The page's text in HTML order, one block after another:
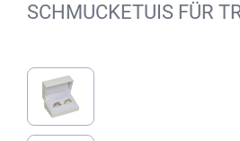
SCHMUCKETUIS FÜR
Bildergalerie überspringen